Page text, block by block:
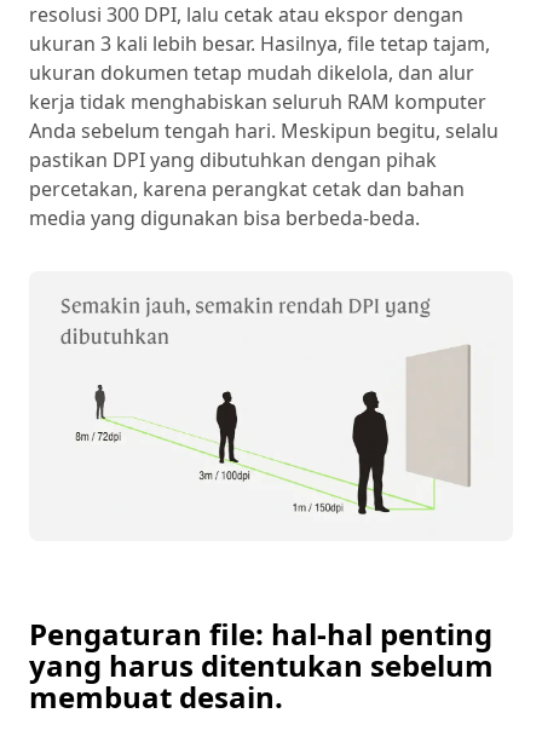
resolusi 300 DPI, lalu cetak atau ekspor dengan
ukuran 3 kali lebih besar. Hasilnya, file tetap tajam,
ukuran dokumen tetap mudah dikelola, dan alur
kerja tidak menghabiskan seluruh RAM komputer
Anda sebelum tengah hari. Meskipun begitu, selalu
pastikan DPI yang dibutuhkan dengan pihak
percetakan, karena perangkat cetak dan bahan
media yang digunakan bisa berbeda-beda.
Pengaturan file: hal-hal penting
yang harus ditentukan sebelum
membuat desain.